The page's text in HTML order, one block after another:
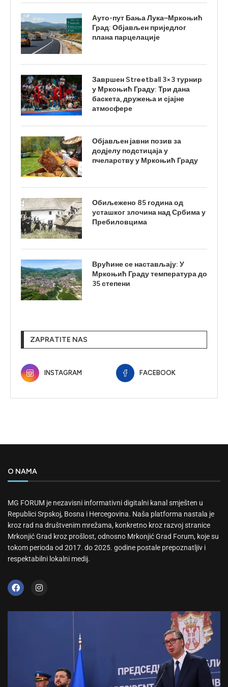
Ауто-пут Бања Лука–Мркоњић
Град: Објављен приједлог
плана парцелације
Завршен Streetball 3×3 турнир
у Мркоњић Граду: Три дана
баскета, дружења и сјајне
атмосфере
Објављен јавни позив за
додјелу подстицаја у
пчеларству у Мркоњић Граду
Обиљежено 85 година од
усташког злочина над Србима у
Пребиловцима
Врућине се настављају: У
Мркоњић Граду температура до
35 степени
ZAPRATITE NAS
INSTAGRAM FACEBOOK
O NAMA
MG FORUM je nezavisni informativni digitalni kanal smješten u
Republici Srpskoj, Bosna i Hercegovina. Naša platforma nastala je
kroz rad na društvenim mrežama, konkretno kroz razvoj stranice
Mrkonjić Grad kroz prošlost, odnosno Mrkonjić Grad Forum, koje su
tokom perioda od 2017. do 2025. godine postale prepoznatljiv i
respektabilni lokalni medij.